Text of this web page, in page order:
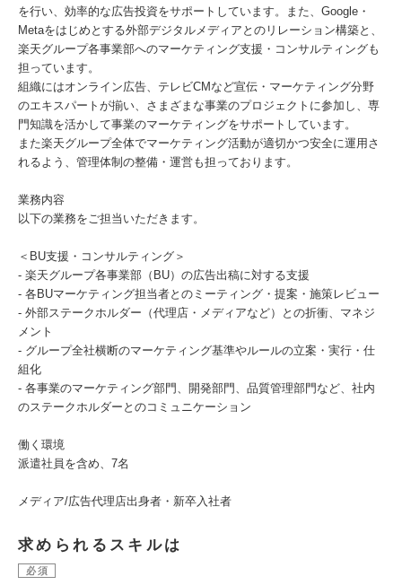
を行い、効率的な広告投資をサポートしています。また、Google・
Metaをはじめとする外部デジタルメディアとのリレーション構築と、
楽天グループ各事業部へのマーケティング支援・コンサルティングも
担っています。
組織にはオンライン広告、テレビCMなど宣伝・マーケティング分野
のエキスパートが揃い、さまざまな事業のプロジェクトに参加し、専
門知識を活かして事業のマーケティングをサポートしています。
また楽天グループ全体でマーケティング活動が適切かつ安全に運用さ
れるよう、管理体制の整備・運営も担っております。
業務内容
以下の業務をご担当いただきます。
＜BU支援・コンサルティング＞
- 楽天グループ各事業部（BU）の広告出稿に対する支援
- 各BUマーケティング担当者とのミーティング・提案・施策レビュー
- 外部ステークホルダー（代理店・メディアなど）との折衝、マネジ
メント
- グループ全社横断のマーケティング基準やルールの立案・実行・仕
組化
- 各事業のマーケティング部門、開発部門、品質管理部門など、社内
のステークホルダーとのコミュニケーション
働く環境
派遣社員を含め、7名
メディア/広告代理店出身者・新卒入社者
求められるスキルは
必須